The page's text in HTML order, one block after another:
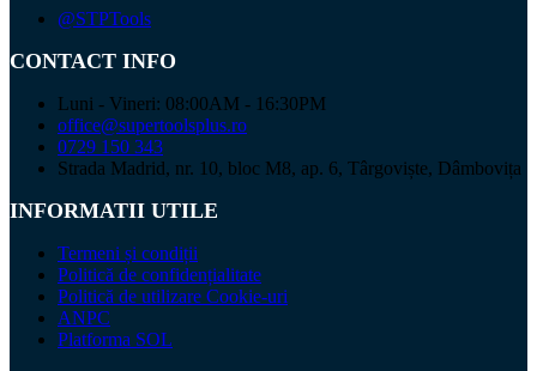
@STPTools
CONTACT INFO
Luni - Vineri: 08:00AM - 16:30PM
office@supertoolsplus.ro
0729 150 343
Strada Madrid, nr. 10, bloc M8, ap. 6, Târgoviște, Dâmbovița
INFORMATII UTILE
Termeni și condiții
Politică de confidențialitate
Politică de utilizare Cookie-uri
ANPC
Platforma SOL